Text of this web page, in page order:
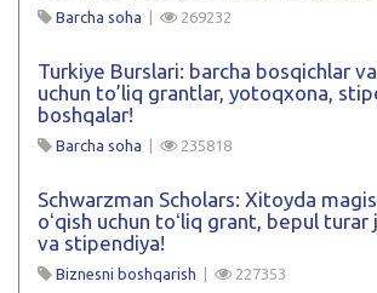
Barcha soha | 269232
Turkiye Burslari: barcha bosqichlar
uchun to’liq grantlar, yotoqxona,
boshqalar!
Barcha soha | 235818
Schwarzman Scholars: Xitoyda
oʻqish uchun toʻliq grant, bepul turar
va stipendiya!
Biznesni boshqarish | 227353